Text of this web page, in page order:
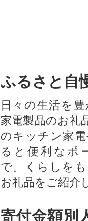
ふるさと自
日々の生活を
家電製品のお礼
のキッチン家
ると便利なポ
で。くらしを
お礼品をご紹介
寄付金額別